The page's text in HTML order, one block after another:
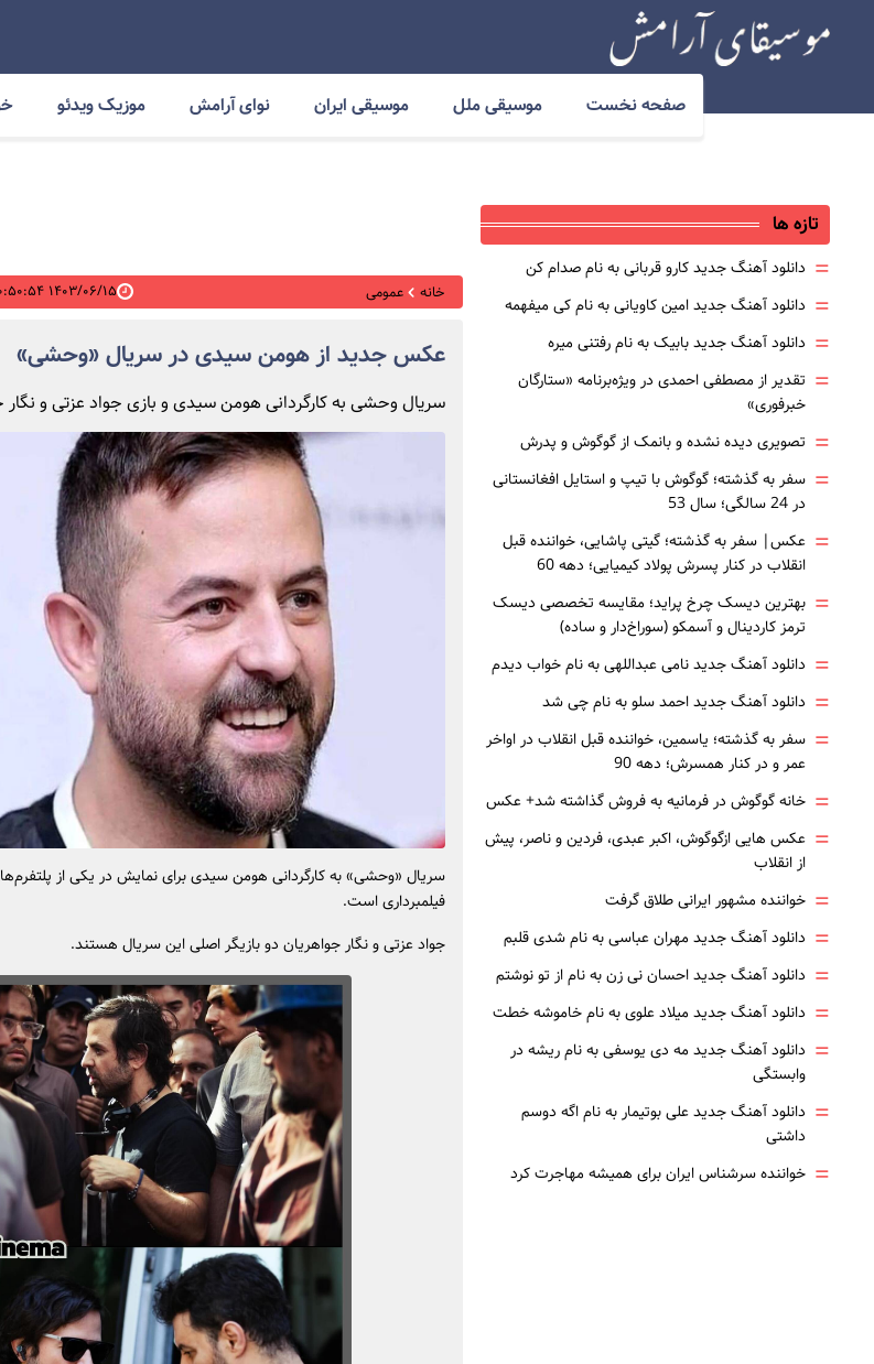
صفحه نخست موسیقی ملل موسیقی ایران نوای آرامش موزیک ویدئو
خانه عمومی ۱۴۰۳/۰۶/۱۵ ۱۰:۵۰:۵۴
عکس جدید از هومن سیدی در سریال «وحشی»
سریال وحشی به کارگردانی هومن سیدی و بازی جواد عزتی و نگار
سریال «وحشی» به کارگردانی هومن سیدی برای نمایش در یکی از
فیلمبرداری است.
جواد عزتی و نگار جواهریان دو بازیگر اصلی این سریال هستند.
تازه ها
= دانلود آهنگ جدید کارو قربانی به نام صدام کن
= دانلود آهنگ جدید امین کاویانی به نام کی میفهمه
= دانلود آهنگ جدید بابیک به نام رفتنی میره
= تقدیر از مصطفی احمدی در ویژه‌برنامه «ستارگان
خبرفوری»
= تصویری دیده نشده و بانمک از گوگوش و پدرش
= سفر به گذشته؛ گوگوش با تیپ و استایل افغانستانی
در 24 سالگی؛ سال 53
= عکس| سفر به گذشته؛ گیتی پاشایی، خواننده قبل
انقلاب در کنار پسرش پولاد کیمیایی؛ دهه 60
= بهترین دیسک چرخ پراید؛ مقایسه تخصصی دیسک
ترمز کاردینال و آسمکو (سوراخ‌دار و ساده)
= دانلود آهنگ جدید نامی عبداللهی به نام خواب دیدم
= دانلود آهنگ جدید احمد سلو به نام چی شد
= سفر به گذشته؛ یاسمین، خواننده قبل انقلاب در اواخر
عمر و در کنار همسرش؛ دهه 90
= خانه گوگوش در فرمانیه به فروش گذاشته شد+ عکس
= عکس هایی ازگوگوش، اکبر عبدی، فردین و ناصر، پیش
از انقلاب
= خواننده مشهور ایرانی طلاق گرفت
= دانلود آهنگ جدید مهران عباسی به نام شدی قلبم
= دانلود آهنگ جدید احسان نی زن به نام از تو نوشتم
= دانلود آهنگ جدید میلاد علوی به نام خاموشه خطت
= دانلود آهنگ جدید مه دی یوسفی به نام ریشه در
وابستگی
= دانلود آهنگ جدید علی بوتیمار به نام اگه دوسم
داشتی
= خواننده سرشناس ایران برای همیشه مهاجرت کرد